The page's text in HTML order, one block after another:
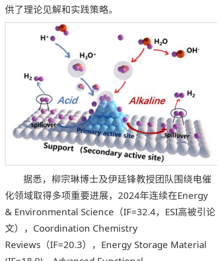
供了理论见解和实践策略。
据悉，柳宗琳博士及伊廷锋教授团队围绕电催
化领域取得多项重要进展，2024年连续在Energy
& Environmental Science（IF=32.4，ESI高被引论
文），Coordination Chemistry
Reviews（IF=20.3），Energy Storage Material